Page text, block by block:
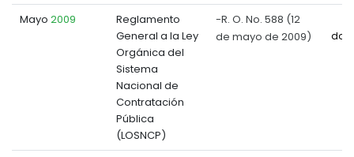
Mayo 2009
Reglamento
General a la Ley
Orgánica del
Sistema
Nacional de
Contratación
Pública
(LOSNCP)
-R. O. No. 588 (12
de mayo de 2009)